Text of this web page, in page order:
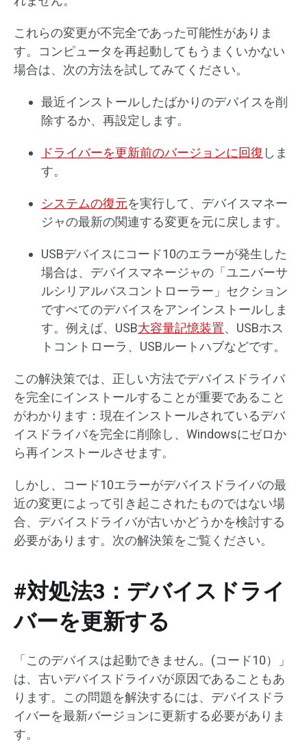
これらの変更が不完全であった可能性がありま
す。コンピュータを再起動してもうまくいかない
場合は、次の方法を試してみてください。
最近インストールしたばかりのデバイスを削
除するか、再設定します。
ドライバーを更新前のバージョンに回復 しま
す。
システムの復元を実行して、デバイスマネー
ジャの最新の関連する変更を元に戻します。
USBデバイスにコード10のエラーが発生した
場合は、デバイスマネージャの「ユニバーサ
ルシリアルバスコントローラー」セクション
ですべてのデバイスをアンインストールしま
す。例えば、USB大容量記憶装置、USBホス
トコントローラ、USBルートハブなどです。
この解決策では、正しい方法でデバイスドライバ
を完全にインストールすることが重要であること
がわかります：現在インストールされているデバ
イスドライバを完全に削除し、Windowsにゼロか
ら再インストールさせます。
しかし、コード10エラーがデバイスドライバの最
近の変更によって引き起こされたものではない場
合、デバイスドライバが古いかどうかを検討する
必要があります。次の解決策をご覧ください。
#対処法3：デバイスドライ
バーを更新する
「このデバイスは起動できません。(コード10）」
は、古いデバイスドライバが原因であることもあ
ります。この問題を解決するには、デバイスドラ
イバーを最新バージョンに更新する必要がありま
す。